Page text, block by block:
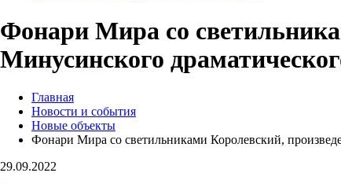
Фонари Мира со
Минусинского
Главная
Новости и события
Новые объекты
Фонари Мира со светильниками Королевский,
29.09.2022